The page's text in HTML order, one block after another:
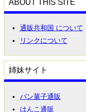
ABOUT THIS SITE
通販共和国 について
リンクについて
姉妹サイト
パン菓子通販
はんこ通販